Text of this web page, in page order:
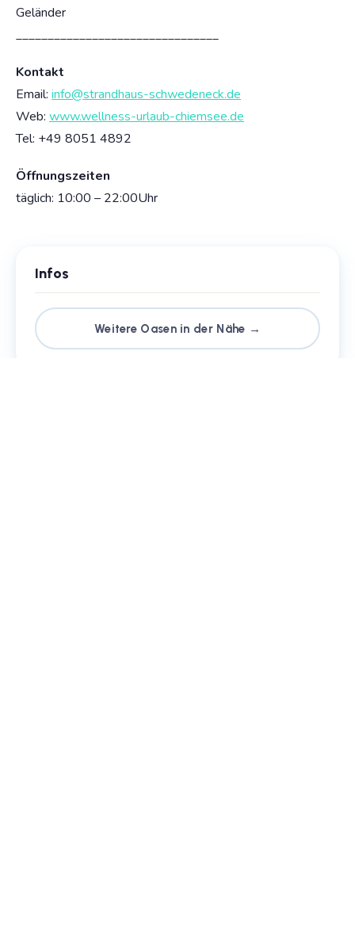
Geländer
________________________________
Kontakt
Email: info@strandhaus-schwedeneck.de
Web: www.wellness-urlaub-chiemsee.de
Tel: +49 8051 4892
Öffnungszeiten
täglich: 10:00 – 22:00Uhr
Infos
Weitere Oasen in der Nähe →